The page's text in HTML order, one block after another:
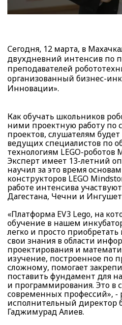
или через
Сегодня, 12 марта, в
двухдневний интенсив по
преподавателей
организованный бизнес-
Инновации».
Как обучать школьников
ними проектную работу по
проектов, слушателям
ведущих специалистов по
технологиям LEGO-роботов
Эксперт имеет 13-летний
научил за это время
конструкторов LEGO
работе интенсива
Дагестана, Чечни и
«Платформа EV3 Lego, на
обучение в нашем
легко и просто
свои знания в области
проектирования и
изучение, построенное по
сложному, помогает
поставить фундамент для
и программирования. Это в
современных профессий», -
исполнительный директор
Гаджимурад Алиев.